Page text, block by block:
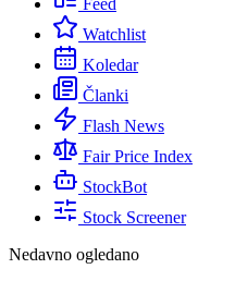
Feed
Watchlist
Koledar
Članki
Flash News
Fair Price Index
StockBot
Stock Screener
Nedavno ogledano